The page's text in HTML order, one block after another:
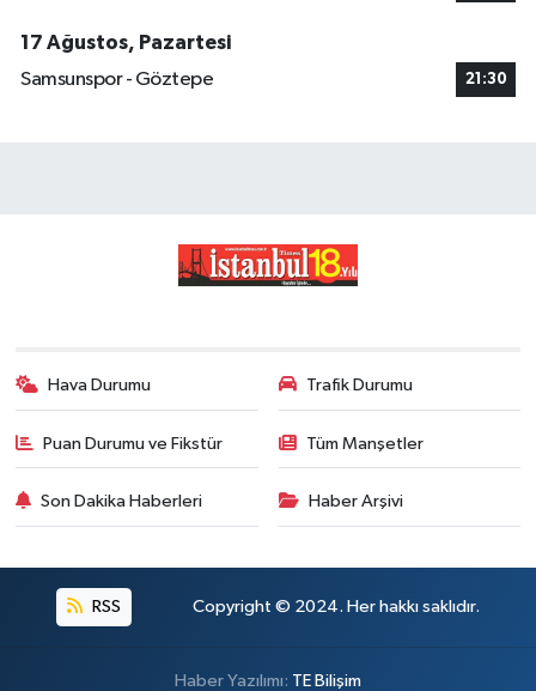
17 Ağustos, Pazartesi
Samsunspor - Göztepe
21:30
Hava Durumu Trafik Durumu
Puan Durumu ve Fikstür Tüm Manşetler
Son Dakika Haberleri Haber Arşivi
RSS Copyright © 2024. Her hakkı saklıdır.
Haber Yazılımı: TE Bilişim